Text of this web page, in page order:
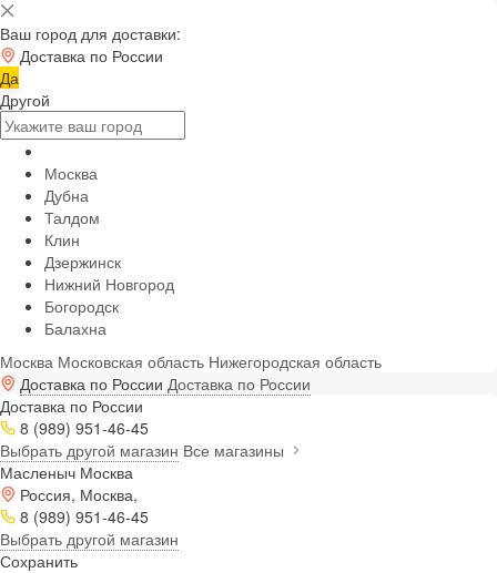
Ваш город для доставки:
Доставка по России
Да
Другой
Москва
Дубна
Талдом
Клин
Дзержинск
Нижний Новгород
Богородск
Балахна
Москва Московская область Нижегородская область
Доставка по России Доставка по России
Доставка по России
8 (989) 951-46-45
Выбрать другой магазин Все магазины
Масленыч Москва
Россия, Москва,
8 (989) 951-46-45
Выбрать другой магазин
Сохранить